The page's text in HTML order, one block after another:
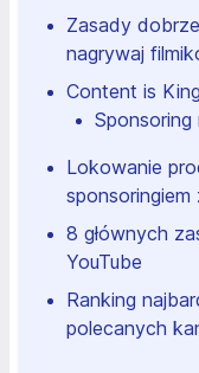
Zasady
nagrywaj
Content is
Sponsoring
Lokowanie
8 głównych
YouTube
Ranking
polecanych